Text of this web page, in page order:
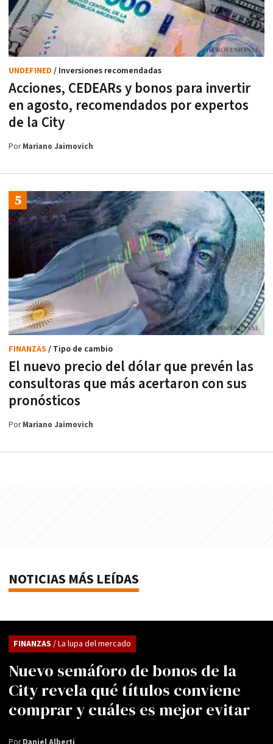
Acciones, CEDEARs y bonos para invertir
en agosto, recomendados por expertos
de la City
UNDEFINED / Inversiones recomendadas
PorMariano Jaimovich
El nuevo precio del dólar que prevén las
consultoras que más acertaron con sus
pronósticos
FINANZAS / Tipo de cambio
PorMariano Jaimovich
NOTICIAS MÁS LEÍDAS
Nuevo semáforo de bonos de la
City revela qué títulos conviene
comprar y cuáles es mejor evitar
FINANZAS / La lupa del mercado